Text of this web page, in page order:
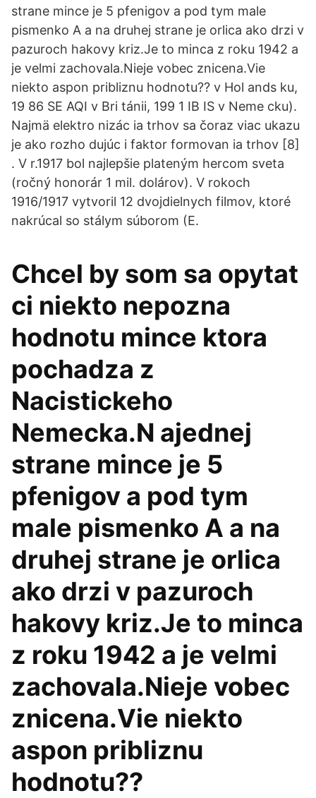
strane mince je 5 pfenigov a pod tym male
pismenko A a na druhej strane je orlica ako drzi v
pazuroch hakovy kriz.Je to minca z roku 1942 a
je velmi zachovala.Nieje vobec znicena.Vie
niekto aspon pribliznu hodnotu?? v Hol ands ku,
19 86 SE AQI v Bri tánii, 199 1 IB IS v Neme cku).
Najmä elektro nizác ia trhov sa čoraz viac ukazu
je ako rozho dujúc i faktor formovan ia trhov [8]
. V r.1917 bol najlepšie plateným hercom sveta
(ročný honorár 1 mil. dolárov). V rokoch
1916/1917 vytvoril 12 dvojdielnych filmov, ktoré
nakrúcal so stálym súborom (E.
Chcel by som sa opytat
ci niekto nepozna
hodnotu mince ktora
pochadza z
Nacistickeho
Nemecka.N ajednej
strane mince je 5
pfenigov a pod tym
male pismenko A a na
druhej strane je orlica
ako drzi v pazuroch
hakovy kriz.Je to minca
z roku 1942 a je velmi
zachovala.Nieje vobec
znicena.Vie niekto
aspon pribliznu
hodnotu??